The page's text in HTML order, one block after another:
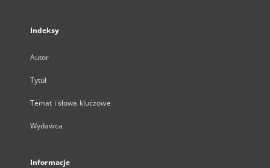
Indeksy
Autor
Tytuł
Temat i słowa kluczowe
Wydawca
Informacje